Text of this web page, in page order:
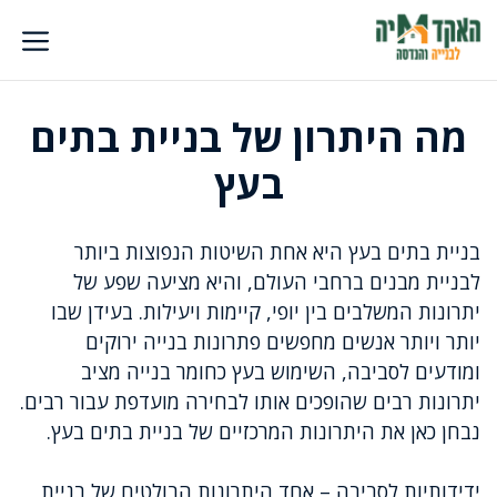
לדלג
לתוכן
מה היתרון של בניית בתים
בעץ
בניית בתים בעץ היא אחת השיטות הנפוצות ביותר
לבניית מבנים ברחבי העולם, והיא מציעה שפע של
יתרונות המשלבים בין יופי, קיימות ויעילות. בעידן שבו
יותר ויותר אנשים מחפשים פתרונות בנייה ירוקים
ומודעים לסביבה, השימוש בעץ כחומר בנייה מציב
יתרונות רבים שהופכים אותו לבחירה מועדפת עבור רבים.
נבחן כאן את היתרונות המרכזיים של בניית בתים בעץ.
ידידותיות לסביבה – אחד היתרונות הבולטים של בניית